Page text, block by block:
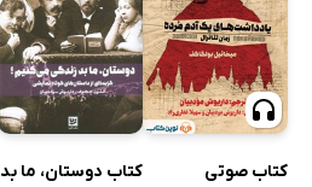
کتاب صوتی
کتاب دوستان، ما بد